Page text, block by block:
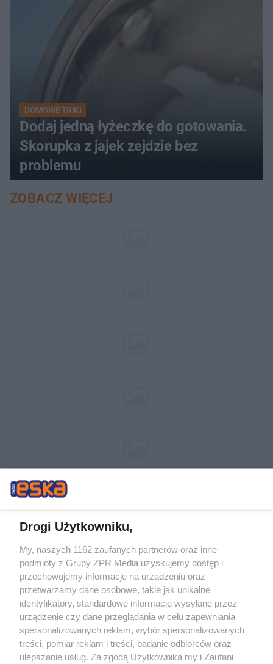
DOMOWE TRIKI
Dodaj jedną łyżeczkę do gotowania.
Skorupka z jajek zejdzie bez
problemu
ZOBACZ WIĘCEJ
Żaden utwór zamieszczony w serwisie nie może być powielany i
rozpowszechniany lub dalej rozpowszechniany w jakikolwiek sposób (w
tym także elektroniczny lub mechaniczny) na jakimkolwiek polu
eksploatacji w jakiejkolwiek formie, włącznie z umieszczaniem w Internecie
bez pisemnej zgody właściciela praw. Jakiekolwiek użycie lub
wykorzystanie utworów w całości lub w części z naruszeniem prawa, tzn.
bez właściwej zgody, jest zabronione pod groźbą kary i może być ścigane
prawnie.
Drogi Użytkowniku,
My, naszych 1162 zaufanych partnerów oraz inne
podmioty z Grupy ZPR Media uzyskujemy dostęp i
przechowujemy informacje na urządzeniu oraz
przetwarzamy dane osobowe, takie jak unikalne
identyfikatory, standardowe informacje wysyłane przez
urządzenie czy dane przeglądania w celu zapewniania
spersonalizowanych reklam, wybór spersonalizowanych
treści, pomiar reklam i treści, badanie odbiorców oraz
ulepszanie usług. Za zgodą Użytkownika my i Zaufani